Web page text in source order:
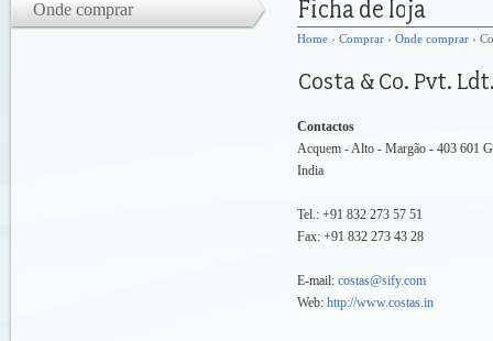
Onde comprar
Home › Comprar › Onde comprar ›
Contactos
Acquem - Alto - Margão - 403 601
India
Tel.: +91 832 273 57 51
Fax: +91 832 273 43 28
E-mail: costas@sify.com
Web: http://www.costas.in